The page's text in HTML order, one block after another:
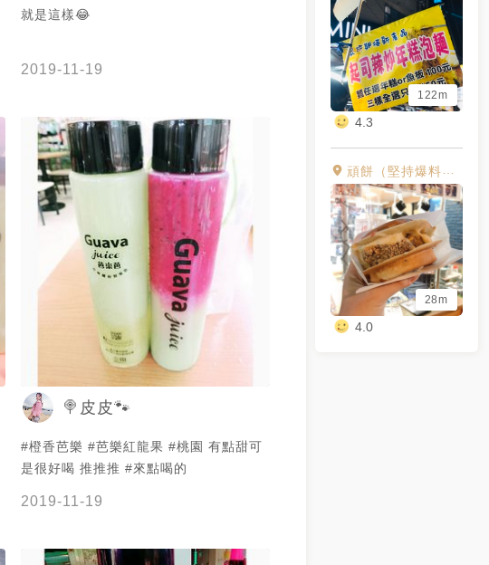
122m
4.3
頑餅（堅持爆料車輪餅）
28m
4.0
就是這樣😂
2019-11-19
🍭皮皮🐾
#橙香芭樂 #芭樂紅龍果 #桃園 有點甜可
是很好喝 推推推 #來點喝的
2019-11-19